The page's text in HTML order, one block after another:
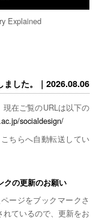
Explained
ました。｜2026.08.06
在ご覧のURLは以下の
socialdesign/
ちらへ自動転送してい
クの更新のお願い
ージをブックマークさ
ているので、更新をお